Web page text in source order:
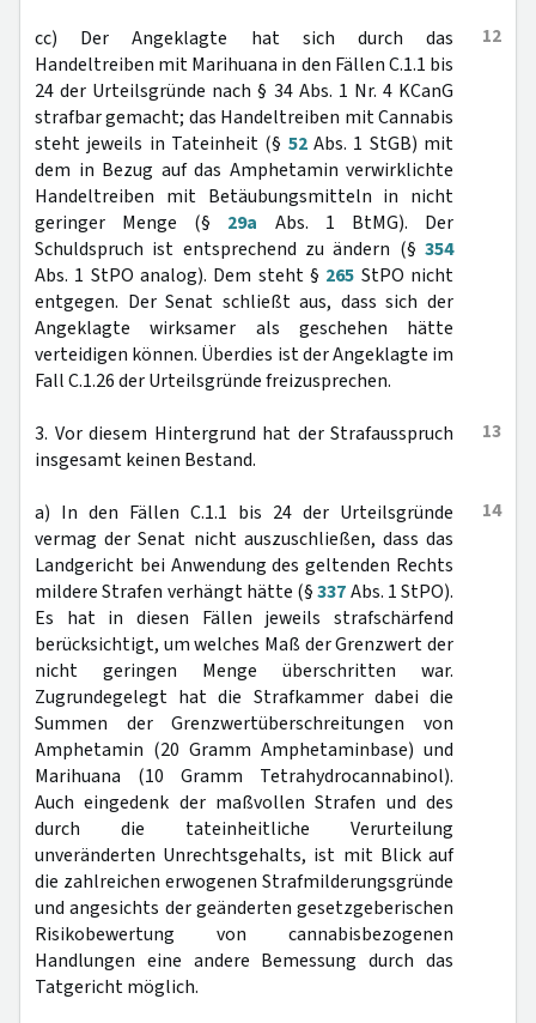
12
cc) Der Angeklagte hat sich durch das
Handeltreiben mit Marihuana in den Fällen C.1.1 bis
24 der Urteilsgründe nach § 34 Abs. 1 Nr. 4 KCanG
strafbar gemacht; das Handeltreiben mit Cannabis
steht jeweils in Tateinheit (§ 52Abs. 1 StGB) mit
dem in Bezug auf das Amphetamin verwirklichte
Handeltreiben mit Betäubungsmitteln in nicht
geringer Menge (§ 29a Abs. 1 BtMG). Der
Schuldspruch ist entsprechend zu ändern (§ 354
Abs. 1 StPO analog). Dem steht § 265 StPO nicht
entgegen. Der Senat schließt aus, dass sich der
Angeklagte wirksamer als geschehen hätte
verteidigen können. Überdies ist der Angeklagte im
Fall C.1.26 der Urteilsgründe freizusprechen.
13
3. Vor diesem Hintergrund hat der Strafausspruch
insgesamt keinen Bestand.
14
a) In den Fällen C.1.1 bis 24 der Urteilsgründe
vermag der Senat nicht auszuschließen, dass das
Landgericht bei Anwendung des geltenden Rechts
mildere Strafen verhängt hätte (§337Abs. 1 StPO).
Es hat in diesen Fällen jeweils strafschärfend
berücksichtigt, um welches Maß der Grenzwert der
nicht geringen Menge überschritten war.
Zugrundegelegt hat die Strafkammer dabei die
Summen der Grenzwertüberschreitungen von
Amphetamin (20 Gramm Amphetaminbase) und
Marihuana (10 Gramm Tetrahydrocannabinol).
Auch eingedenk der maßvollen Strafen und des
durch die tateinheitliche Verurteilung
unveränderten Unrechtsgehalts, ist mit Blick auf
die zahlreichen erwogenen Strafmilderungsgründe
und angesichts der geänderten gesetzgeberischen
Risikobewertung von cannabisbezogenen
Handlungen eine andere Bemessung durch das
Tatgericht möglich.